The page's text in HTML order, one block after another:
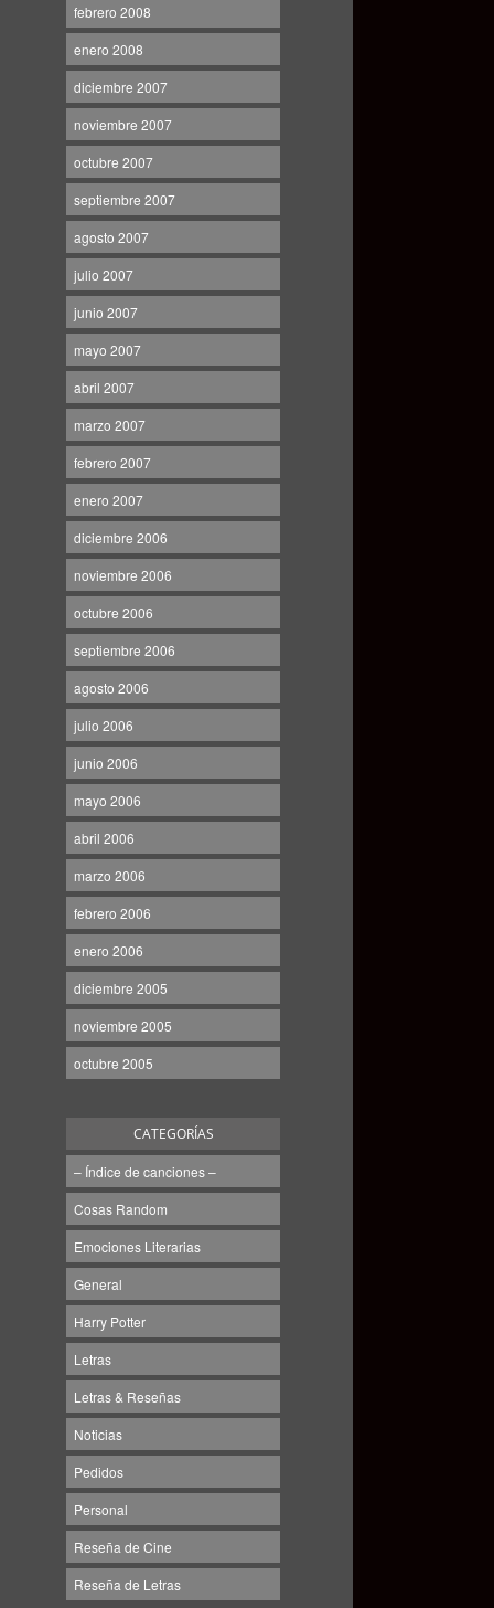
febrero 2008
enero 2008
diciembre 2007
noviembre 2007
octubre 2007
septiembre 2007
agosto 2007
julio 2007
junio 2007
mayo 2007
abril 2007
marzo 2007
febrero 2007
enero 2007
diciembre 2006
noviembre 2006
octubre 2006
septiembre 2006
agosto 2006
julio 2006
junio 2006
mayo 2006
abril 2006
marzo 2006
febrero 2006
enero 2006
diciembre 2005
noviembre 2005
octubre 2005
CATEGORÍAS
– Índice de canciones –
Cosas Random
Emociones Literarias
General
Harry Potter
Letras
Letras & Reseñas
Noticias
Pedidos
Personal
Reseña de Cine
Reseña de Letras